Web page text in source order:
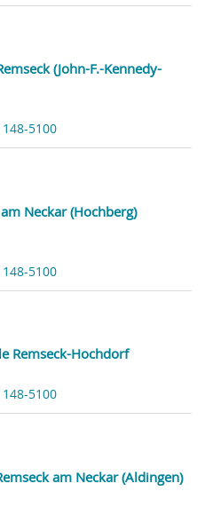
(John-F.-Kennedy-
5100
Neckar (Hochberg)
5100
Remseck-Hochdorf
5100
am Neckar (Aldingen)